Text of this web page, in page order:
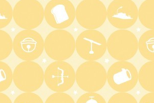
三択バトルSP
よる 8:00
池上彰のニュースそうだったの
か!! 池上流映像ショーSP